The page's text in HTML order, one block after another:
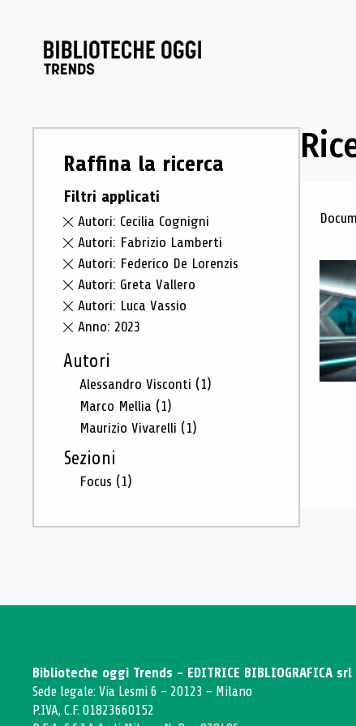
Raffina la ricerca
Filtri applicati
Autori: Cecilia Cognigni
Autori: Fabrizio Lamberti
Autori: Federico De Lorenzis
Autori: Greta Vallero
Autori: Luca Vassio
Anno: 2023
Autori
Alessandro Visconti (1)
Marco Mellia (1)
Maurizio Vivarelli (1)
Sezioni
Focus (1)
Biblioteche oggi Trends - EDITRICE BIBLIOGRAFICA srl
Sede legale: Via Lesmi 6 - 20123 - Milano
P.IVA, C.F. 01823660152